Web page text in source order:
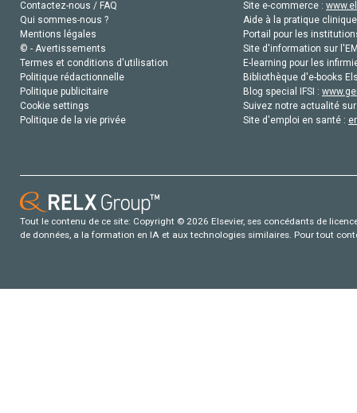
Contactez-nous / FAQ
Qui sommes-nous ?
Mentions légales
© - Avertissements
Termes et conditions d'utilisation
Politique rédactionnelle
Politique publicitaire
Cookie settings
Politique de la vie privée
Site e-commerce :
Aide à la pratique
Portail pour les
Site d'information sur
E-learning pour les
Bibliothèque d'e-books
Blog special IFSI :
Suivez notre actualité
Site d'emploi en santé :
Tout le contenu de ce site: Copyright © 2026 Elsevier, ses concédants de
de données, a la formation en IA et aux technologies similaires. Pour tout